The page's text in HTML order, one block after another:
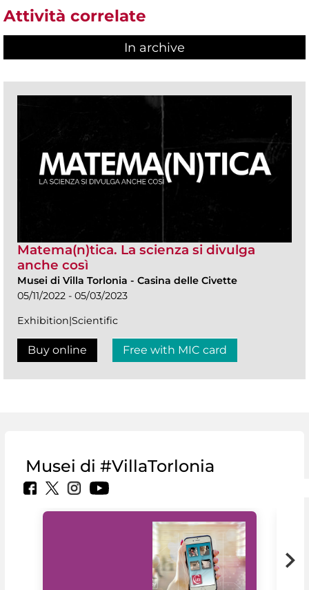
Attività correlate
In archive
Matema(n)tica. La scienza si divulga
anche così
Musei di Villa Torlonia - Casina delle Civette
05/11/2022 - 05/03/2023
Exhibition|Scientific
Buy online Free with MIC card
Musei di #VillaTorlonia